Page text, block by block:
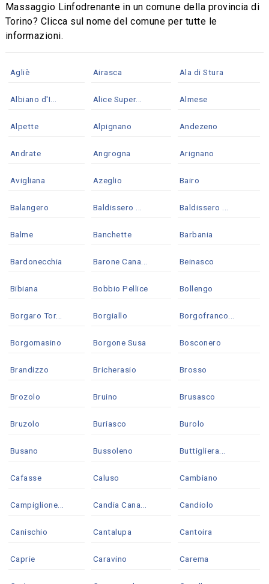
Massaggio Linfodrenante in un comune della provincia di
Torino? Clicca sul nome del comune per tutte le
informazioni.
Agliè Airasca Ala di Stura
Albiano d'I... Alice Super... Almese
Alpette Alpignano Andezeno
Andrate Angrogna Arignano
Avigliana Azeglio Bairo
Balangero Baldissero ... Baldissero ...
Balme Banchette Barbania
Bardonecchia Barone Cana... Beinasco
Bibiana Bobbio Pellice Bollengo
Borgaro Tor... Borgiallo Borgofranco...
Borgomasino Borgone Susa Bosconero
Brandizzo Bricherasio Brosso
Brozolo Bruino Brusasco
Bruzolo Buriasco Burolo
Busano Bussoleno Buttigliera...
Cafasse Caluso Cambiano
Campiglione... Candia Cana... Candiolo
Canischio Cantalupa Cantoira
Caprie Caravino Carema